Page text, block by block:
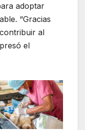
adoptar
“Gracias
al
el